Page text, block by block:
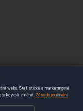
vyhrazena.
webu. Statistické a marketingové
kdykoli změnit. Zásady používání